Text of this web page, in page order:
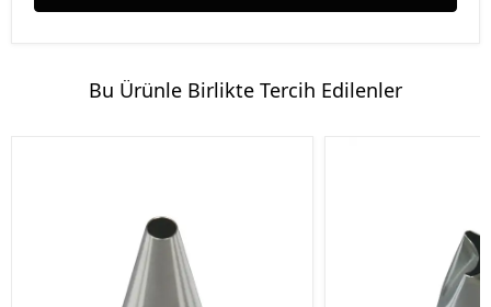
Bu Ürünle Birlikte Tercih Edilenler